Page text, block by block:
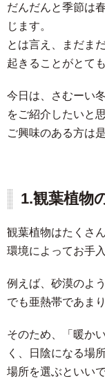
だんだんと季節は
じます。
とは言え、まだま
起きることがとて
今日は、さむーい
をご紹介したいと
ご興味のある方は
1.観葉植物
観葉植物はたくさ
環境によってお手
例えば、砂漠のよ
でも亜熱帯であま
そのため、「暖か
く、日陰になる場
場所を選ぶといいで